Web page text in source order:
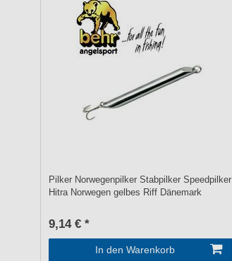
Pilker Norwegenpilker Stabpilker Speedpilker
Hitra Norwegen gelbes Riff Dänemark
9,14 € *
In den Warenkorb